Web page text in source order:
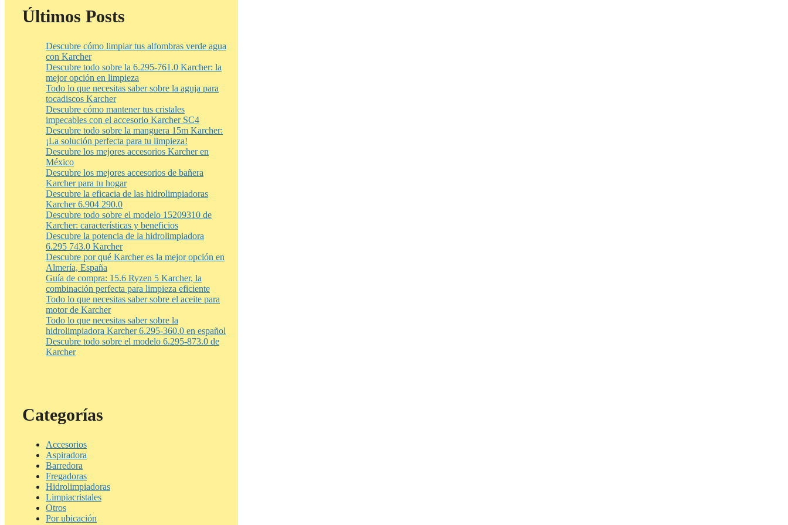
Últimos Posts
Descubre cómo limpiar tus alfombras verde agua
con Karcher
Descubre todo sobre la 6.295-761.0 Karcher: la
mejor opción en limpieza
Todo lo que necesitas saber sobre la aguja para
tocadiscos Karcher
Descubre cómo mantener tus cristales
impecables con el accesorio Karcher SC4
Descubre todo sobre la manguera 15m Karcher:
¡La solución perfecta para tu limpieza!
Descubre los mejores accesorios Karcher en
México
Descubre los mejores accesorios de bañera
Karcher para tu hogar
Descubre la eficacia de las hidrolimpiadoras
Karcher 6.904 290.0
Descubre todo sobre el modelo 15209310 de
Karcher: características y beneficios
Descubre la potencia de la hidrolimpiadora
6.295 743.0 Karcher
Descubre por qué Karcher es la mejor opción en
Almería, España
Guía de compra: 15.6 Ryzen 5 Karcher, la
combinación perfecta para limpieza eficiente
Todo lo que necesitas saber sobre el aceite para
motor de Karcher
Todo lo que necesitas saber sobre la
hidrolimpiadora Karcher 6.295-360.0 en español
Descubre todo sobre el modelo 6.295-873.0 de
Karcher
Categorías
Accesorios
Aspiradora
Barredora
Fregadoras
Hidrolimpiadoras
Limpiacristales
Otros
Por ubicación